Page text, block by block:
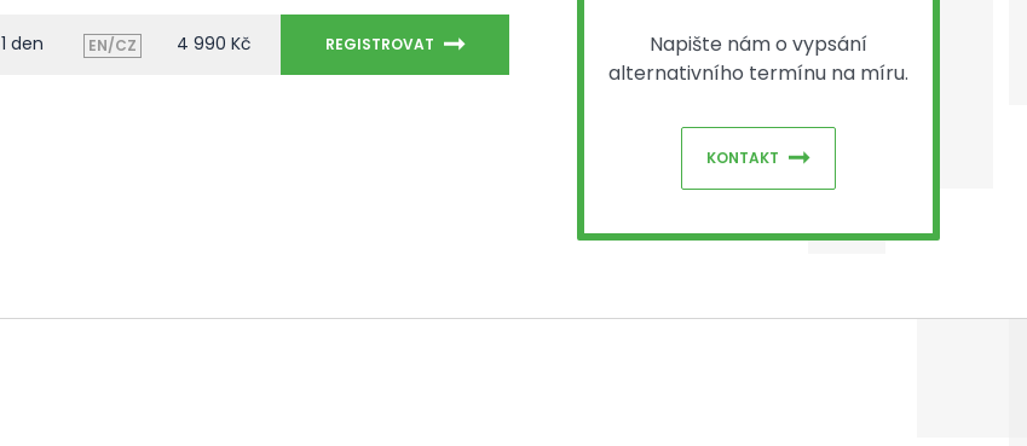
1 den EN/CZ 4 990 Kč REGISTROVAT
Napište nám o vypsání
alternativního termínu na míru.
KONTAKT